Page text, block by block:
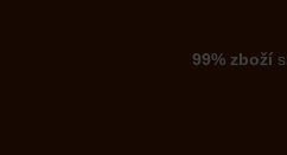
99% zboží